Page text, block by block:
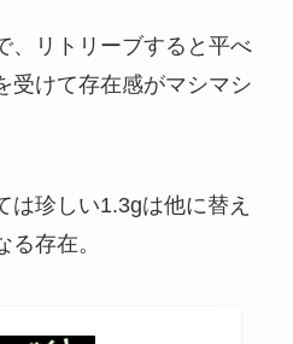
、リトリーブすると平べ
受けて存在感がマシマシ
は珍しい1.3gは他に替え
存在。